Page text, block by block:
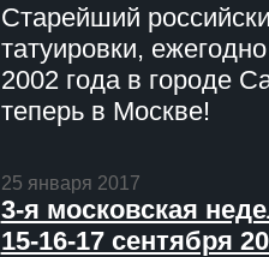
Старейший
татуировки,
2002 года в городе
теперь в Москве!
25 января 2017
3-я московская
15-16-17 сентября